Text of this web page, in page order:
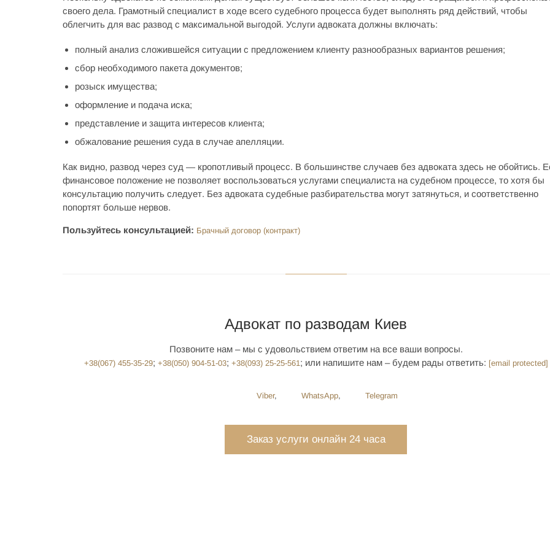
своего дела. Грамотный специалист в ходе всего судебного процесса будет выполнять ряд действий, чтобы
облегчить для вас развод с максимальной выгодой. Услуги адвоката должны включать:
полный анализ сложившейся ситуации с предложением клиенту разнообразных вариантов решения;
сбор необходимого пакета документов;
розыск имущества;
оформление и подача иска;
представление и защита интересов клиента;
обжалование решения суда в случае апелляции.
Как видно, развод через суд — кропотливый процесс. В большинстве случаев без адвоката здесь не обойтись.
финансовое положение не позволяет воспользоваться услугами специалиста на судебном процессе, то хотя бы
консультацию получить следует. Без адвоката судебные разбирательства могут затянуться, и соответственно
попортят больше нервов.
Пользуйтесь консультацией: Брачный договор (контракт)
Адвокат по разводам Киев
Позвоните нам – мы с удовольствием ответим на все ваши вопросы.
+38(‎067) 455-35-29; ‎ +38(‎050) 904-51-03; +38(‎093) 25-25-561 ; или напишите нам – будем рады ответить: [email protected]
Viber, WhatsApp, Telegram
Заказ услуги онлайн 24 часа